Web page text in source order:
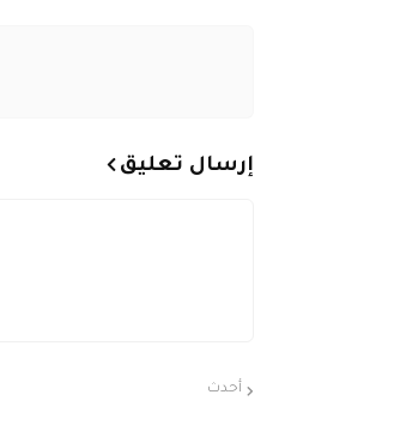
إرسال تعليق
أحدث